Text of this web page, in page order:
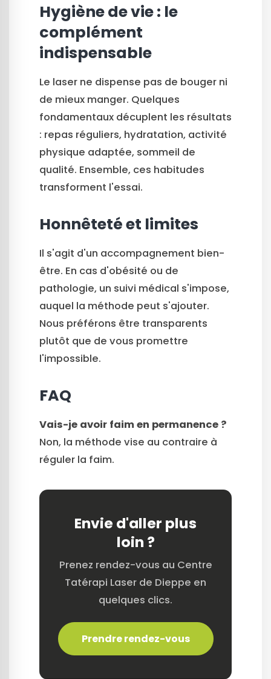
Hygiène de vie : le
complément
indispensable
Le laser ne dispense pas de bouger ni
de mieux manger. Quelques
fondamentaux décuplent les résultats
: repas réguliers, hydratation, activité
physique adaptée, sommeil de
qualité. Ensemble, ces habitudes
transforment l'essai.
Honnêteté et limites
Il s'agit d'un accompagnement bien-
être. En cas d'obésité ou de
pathologie, un suivi médical s'impose,
auquel la méthode peut s'ajouter.
Nous préférons être transparents
plutôt que de vous promettre
l'impossible.
FAQ
Vais-je avoir faim en permanence ?
Non, la méthode vise au contraire à
réguler la faim.
Envie d'aller plus
loin ?
Prenez rendez-vous au Centre
Tatérapi Laser de Dieppe en
quelques clics.
Prendre rendez-vous